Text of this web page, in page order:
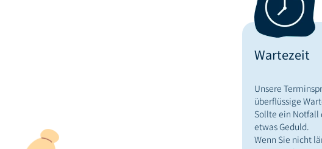
Wartezeit
Unsere
überflüssige
Sollte ein Notfall
etwas Geduld.
Wenn Sie nicht